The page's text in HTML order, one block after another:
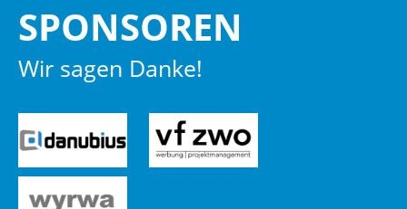
SPON­SO­REN
Wir sagen Danke!